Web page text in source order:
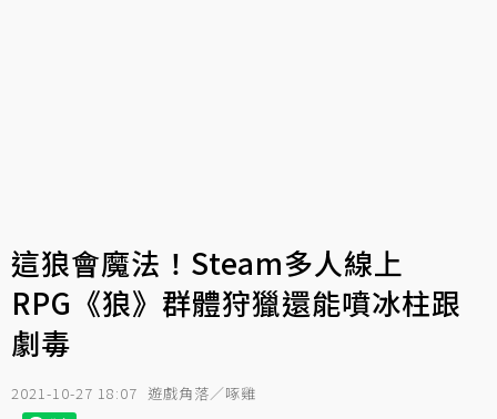
這狼會魔法！Steam多人線上
RPG《狼》群體狩獵還能噴冰柱跟
劇毒
2021-10-27 18:07 遊戲角落／啄雞